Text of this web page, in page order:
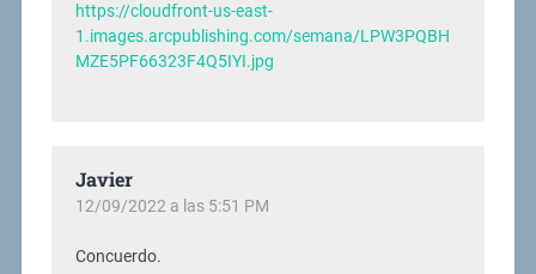
https://cloudfront-us-east-
1.images.arcpublishing.com/semana/LPW3PQBH
MZE5PF66323F4Q5IYI.jpg
Javier
12/09/2022 a las 5:51 PM
Concuerdo.